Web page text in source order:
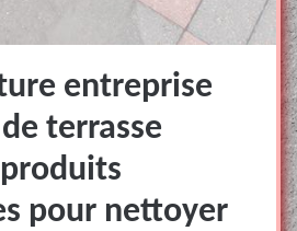
entreprise
terrasse
pour nettoyer